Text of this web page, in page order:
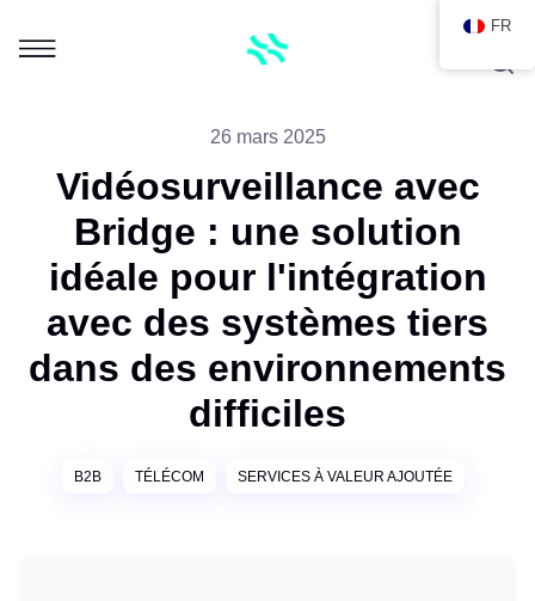
26 mars 2025
Vidéosurveillance avec
Bridge : une solution
idéale pour l'intégration
avec des systèmes tiers
dans des environnements
difficiles
B2B TÉLÉCOM SERVICES À VALEUR AJOUTÉE
FR